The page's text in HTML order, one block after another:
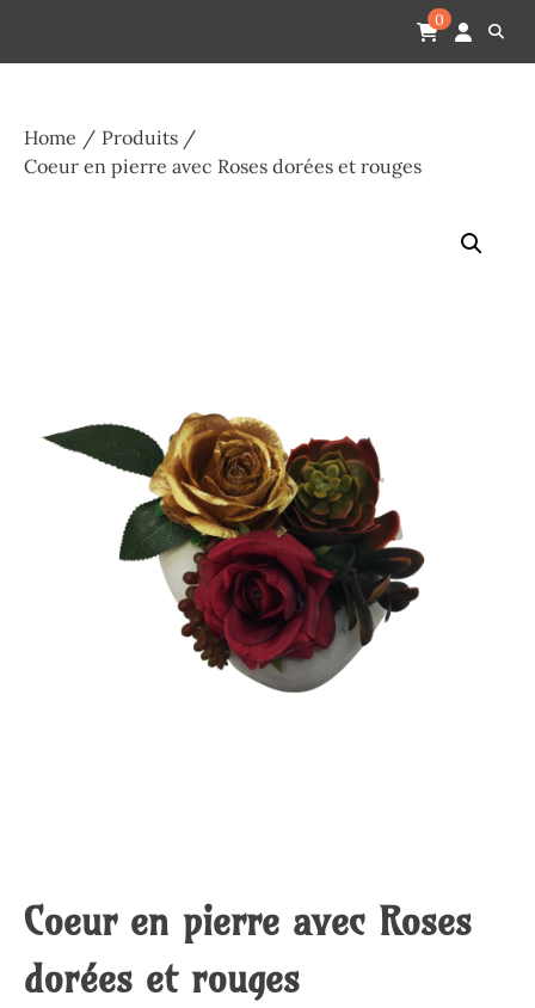
content
Espace Funéraire Michel Gardechaux
0
Home
Produits
Coeur en pierre avec Roses dorées et rouges
Coeur en pierre avec Roses
dorées et rouges